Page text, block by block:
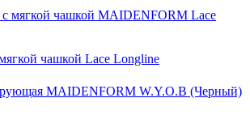
чашкой Lace Longline